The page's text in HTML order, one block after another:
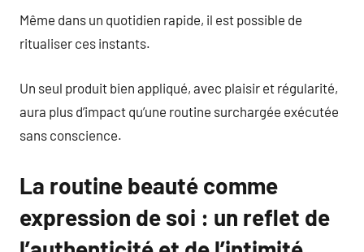
Même dans un quotidien rapide, il est possible de
ritualiser ces instants.
Un seul produit bien appliqué, avec plaisir et régularité,
aura plus d’impact qu’une routine surchargée exécutée
sans conscience.
La routine beauté comme
expression de soi : un reflet de